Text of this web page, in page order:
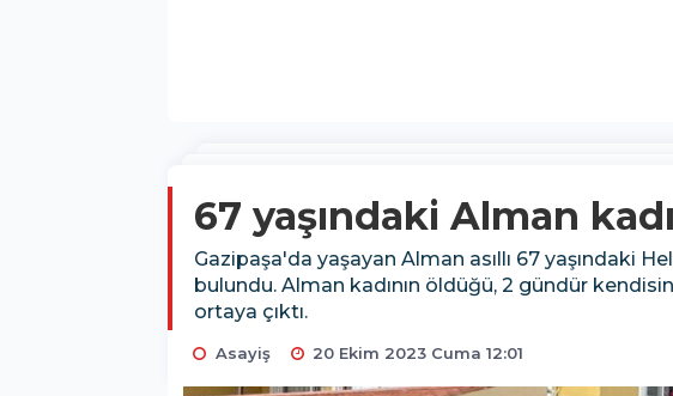
67 yaşındaki Alman
Gazipaşa'da yaşayan Alman asıllı 67 yaşındaki
bulundu. Alman kadının öldüğü, 2 gündür
ortaya çıktı.
Asayiş 20 Ekim 2023 Cuma 12:01